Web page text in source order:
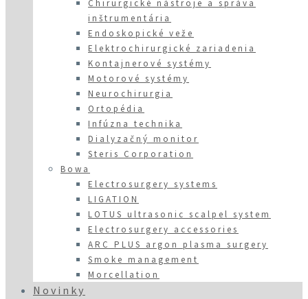
Chirurgické nástroje a správa
inštrumentária
Endoskopické veže
Elektrochirurgické zariadenia
Kontajnerové systémy
Motorové systémy
Neurochirurgia
Ortopédia
Infúzna technika
Dialyzačný monitor
Steris Corporation
Bowa
Electrosurgery systems
LIGATION
LOTUS ultrasonic scalpel system
Electrosurgery accessories
ARC PLUS argon plasma surgery
Smoke management
Morcellation
Novinky